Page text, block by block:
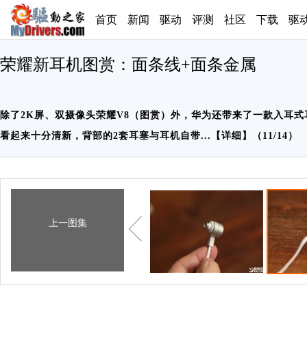
首页 新闻 驱动 评测 社区 下载 驱
荣耀新耳机图赏：面条线+面条金属
除了2K屏、双摄像头荣耀V8（图赏）外，华为还带来了一款入耳
看起来十分清新，背部的2套耳塞与耳机自带...【 详细 】（11/14）
上一图集